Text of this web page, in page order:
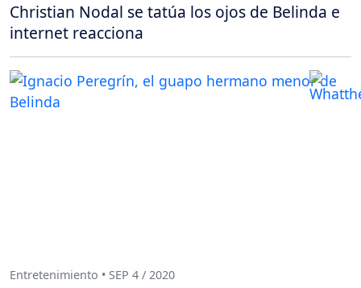
Christian Nodal se tatúa los ojos de Belinda e
internet reacciona
Entretenimiento • SEP 4 / 2020